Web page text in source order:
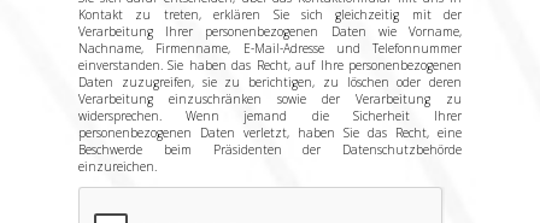
Kontakt zu treten, erklären Sie sich gleichzeitig mit der
Verarbeitung Ihrer personenbezogenen Daten wie Vorname,
Nachname, Firmenname, E-Mail-Adresse und Telefonnummer
einverstanden. Sie haben das Recht, auf Ihre personenbezogenen
Daten zuzugreifen, sie zu berichtigen, zu löschen oder deren
Verarbeitung einzuschränken sowie der Verarbeitung zu
widersprechen. Wenn jemand die Sicherheit Ihrer
personenbezogenen Daten verletzt, haben Sie das Recht, eine
Beschwerde beim Präsidenten der Datenschutzbehörde
einzureichen.